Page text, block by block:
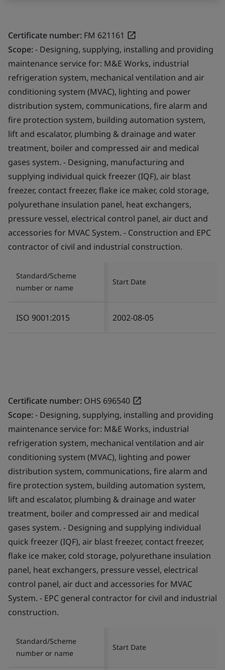
Certificate number: FM 621161
Scope:- Designing, supplying, installing and providing
maintenance service for: M&E Works, industrial
refrigeration system, mechanical ventilation and air
conditioning system (MVAC), lighting and power
distribution system, communications, fire alarm and
fire protection system, building automation system,
lift and escalator, plumbing & drainage and water
treatment, boiler and compressed air and medical
gases system. - Designing, manufacturing and
supplying individual quick freezer (IQF), air blast
freezer, contact freezer, flake ice maker, cold storage,
polyurethane insulation panel, heat exchangers,
pressure vessel, electrical control panel, air duct and
accessories for MVAC System. - Construction and EPC
contractor of civil and industrial construction.
Standard/Scheme
number or name
Start Date
ISO 9001:2015 2002-08-05
Certificate number: OHS 696540
Scope:- Designing, supplying, installing and providing
maintenance service for: M&E Works, industrial
refrigeration system, mechanical ventilation and air
conditioning system (MVAC), lighting and power
distribution system, communications, fire alarm and
fire protection system, building automation system,
lift and escalator, plumbing & drainage and water
treatment, boiler and compressed air and medical
gases system. - Designing and supplying individual
quick freezer (IQF), air blast freezer, contact freezer,
flake ice maker, cold storage, polyurethane insulation
panel, heat exchangers, pressure vessel, electrical
control panel, air duct and accessories for MVAC
System. - EPC general contractor for civil and industrial
construction.
Standard/Scheme
number or name
Start Date